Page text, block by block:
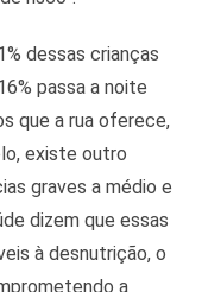
dessas crianças
passa a noite
que a rua oferece,
existe outro
graves a médio e
dizem que essas
à desnutrição, o
a